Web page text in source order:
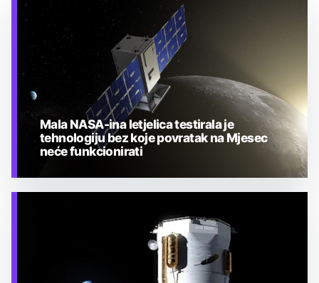
Mala NASA-ina letjelica testirala je
tehnologiju bez koje povratak na Mjesec
neće funkcionirati